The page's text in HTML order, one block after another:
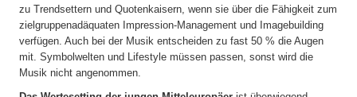
zu Trendsettern und Quotenkaisern, wenn sie über die Fähigkeit zum
zielgruppenadäquaten Impression-Management und Imagebuilding
verfügen. Auch bei der Musik entscheiden zu fast 50 % die Augen
mit. Symbolwelten und Lifestyle müssen passen, sonst wird die
Musik nicht angenommen.